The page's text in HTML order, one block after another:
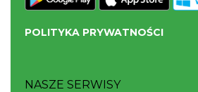
POLITYKA PRYWATNOŚCI
NASZE SERWISY